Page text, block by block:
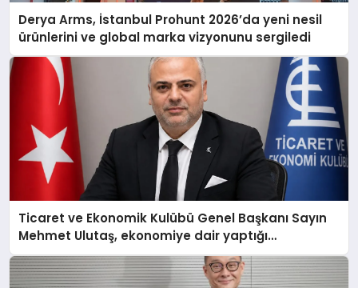
Derya Arms, İstanbul Prohunt 2026’da yeni nesil
ürünlerini ve global marka vizyonunu sergiledi
Ticaret ve Ekonomik Kulübü Genel Başkanı Sayın
Mehmet Ulutaş, ekonomiye dair yaptığı
açıklamada şunları kaydetti: